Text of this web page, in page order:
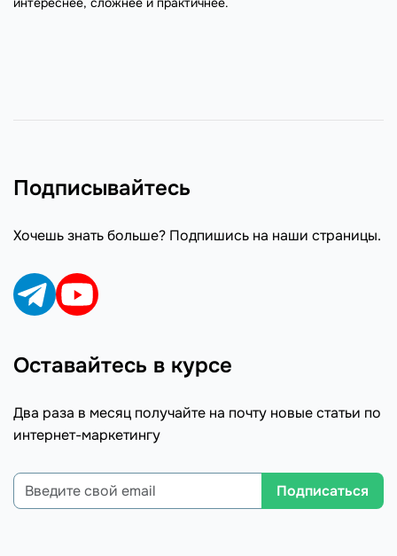
Подписывайтесь
Хочешь знать больше? Подпишись на наши страницы.
Оставайтесь в курсе
Два раза в месяц получайте на почту новые статьи по
интернет-маркетингу
Подписаться